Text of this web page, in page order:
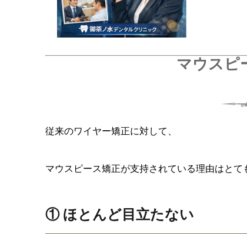
マウスピ
従来のワイヤー矯正に対して、
マウスピース矯正が支持されている理由はとて
① ほとんど目立たない